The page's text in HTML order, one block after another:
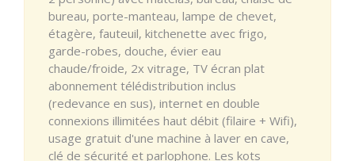
bureau, porte-manteau, lampe de chevet,
étagère, fauteuil, kitchenette avec frigo,
garde-robes, douche, évier eau
chaude/froide, 2x vitrage, TV écran plat
abonnement télédistribution inclus
(redevance en sus), internet en double
connexions illimitées haut débit (filaire + Wifi),
usage gratuit d'une machine à laver en cave,
clé de sécurité et parlophone. Les kots